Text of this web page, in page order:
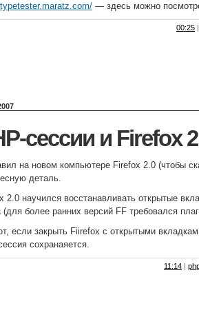
— здесь можно
00:25 |
сессии и Firefox
на новом компьютере Firefox 2.0 (чтобы
деталь.
2.0 научился восстанавливать открытые
(для более ранних версий FF требовался
если закрыть Fiirefox с открытыми
сохранаяется.
11:14 |